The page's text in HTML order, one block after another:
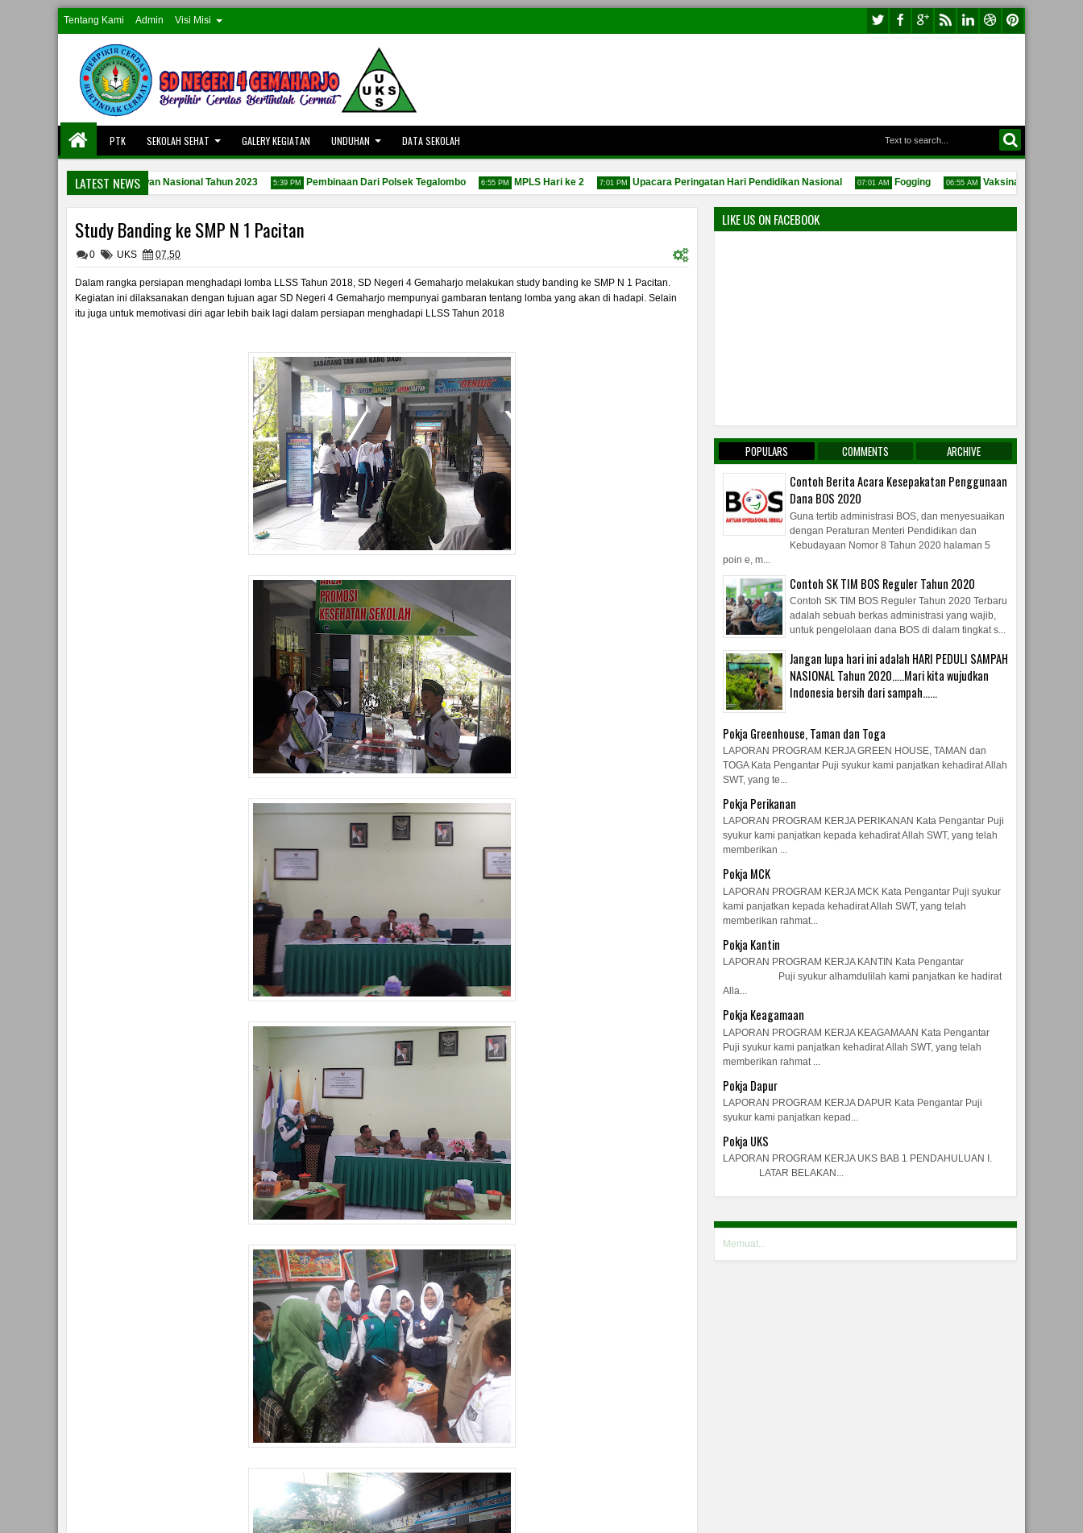
Tentang Kami Admin Visi Misi
PTK SEKOLAH SEHAT GALERY KEGIATAN UNDUHAN DATA SEKOLAH
LATEST NEWS
Peringatan hari Pahlawan Nasional Tahun 2023 5:39 PM Pembinaan Dari Polsek Tegalombo 6:55 PM MPLS Hari ke 2 7:01 PM Upacara Peringatan Hari Pendidikan Nasional 07:01 AM Fogging 06:55 AM Vaksinasi Dosis Ke 2 Di
Study Banding ke SMP N 1 Pacitan
0 UKS 07.50
Dalam rangka persiapan menghadapi lomba LLSS Tahun 2018, SD Negeri 4 Gemaharjo melakukan study banding ke SMP N 1 Pacitan.
Kegiatan ini dilaksanakan dengan tujuan agar SD Negeri 4 Gemaharjo mempunyai gambaran tentang lomba yang akan di hadapi. Selain
itu juga untuk memotivasi diri agar lebih baik lagi dalam persiapan menghadapi LLSS Tahun 2018
LIKE US ON FACEBOOK
POPULARS COMMENTS ARCHIVE
Contoh Berita Acara Kesepakatan Penggunaan
Dana BOS 2020
Guna tertib administrasi BOS, dan menyesuaikan
dengan Peraturan Menteri Pendidikan dan
Kebudayaan Nomor 8 Tahun 2020 halaman 5
poin e, m...
Contoh SK TIM BOS Reguler Tahun 2020
Contoh SK TIM BOS Reguler Tahun 2020 Terbaru
adalah sebuah berkas administrasi yang wajib,
untuk pengelolaan dana BOS di dalam tingkat s...
Jangan lupa hari ini adalah HARI PEDULI SAMPAH
NASIONAL Tahun 2020.....Mari kita wujudkan
Indonesia bersih dari sampah......
Pokja Greenhouse, Taman dan Toga
LAPORAN PROGRAM KERJA GREEN HOUSE, TAMAN dan
TOGA Kata Pengantar Puji syukur kami panjatkan kehadirat Allah
SWT, yang te...
Pokja Perikanan
LAPORAN PROGRAM KERJA PERIKANAN Kata Pengantar Puji
syukur kami panjatkan kepada kehadirat Allah SWT, yang telah
memberikan ...
Pokja MCK
LAPORAN PROGRAM KERJA MCK Kata Pengantar Puji syukur
kami panjatkan kepada kehadirat Allah SWT, yang telah
memberikan rahmat...
Pokja Kantin
LAPORAN PROGRAM KERJA KANTIN Kata Pengantar
Puji syukur alhamdulilah kami panjatkan ke hadirat
Alla...
Pokja Keagamaan
LAPORAN PROGRAM KERJA KEAGAMAAN Kata Pengantar
Puji syukur kami panjatkan kehadirat Allah SWT, yang telah
memberikan rahmat ...
Pokja Dapur
LAPORAN PROGRAM KERJA DAPUR Kata Pengantar Puji
syukur kami panjatkan kepad...
Pokja UKS
LAPORAN PROGRAM KERJA UKS BAB 1 PENDAHULUAN I.
LATAR BELAKAN...
Memuat...